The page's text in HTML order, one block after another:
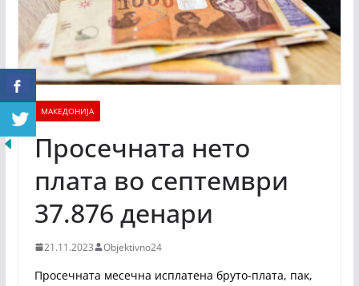
МАКЕДОНИЈА
Просечната нето
плата во септември
37.876 денари
21.11.2023 Objektivno24
Просечната месечна исплатена бруто-плата, пак,